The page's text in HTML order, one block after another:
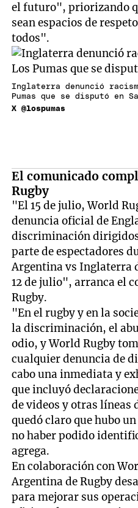
el futuro", priorizando
sean espacios de
todos".
Inglaterra denunció
Pumas que se disputó en
X @lospumas
El comunicado
Rugby
"El 15 de julio, World
denuncia oficial de
discriminación
parte de espectadores
Argentina vs Inglaterra
12 de julio", arranca el
Rugby.
"En el rugby y en la
la discriminación, el
odio, y World Rugby
cualquier denuncia de
cabo una inmediata y
que incluyó
de videos y otras líneas
quedó claro que hubo
no haber podido
agrega.
En colaboración con
Argentina de Rugby
para mejorar sus